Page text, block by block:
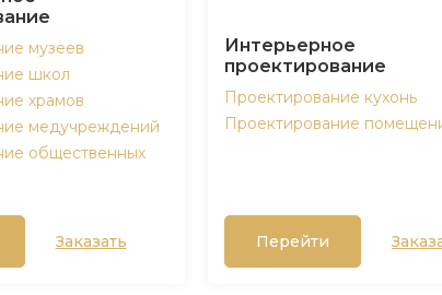
музеев
школ
храмов
медучреждений
общественных
Заказать
Интерьерное
проектирование
Проектирование кухонь
Проектирование
Перейти